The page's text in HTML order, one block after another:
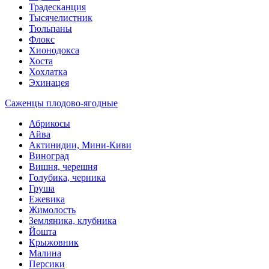
Традесканция
Тысячелистник
Тюльпаны
Флокс
Хионодокса
Хоста
Хохлатка
Эхинацея
Саженцы плодово-ягодные
Абрикосы
Айва
Актинидии, Мини-Киви
Виноград
Вишня, черешня
Голубика, черника
Груша
Ежевика
Жимолость
Земляника, клубника
Йошта
Крыжовник
Малина
Персики